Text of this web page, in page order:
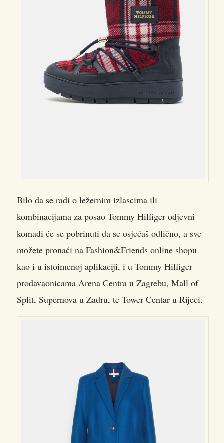
Bilo da se radi o ležernim izlascima ili
kombinacijama za posao Tommy Hilfiger odjevni
komadi će se pobrinuti da se osjećaš odlično, a sve
možete pronaći na Fashion&Friends online shopu
kao i u istoimenoj aplikaciji, i u Tommy Hilfiger
prodavaonicama Arena Centra u Zagrebu, Mall of
Split, Supernova u Zadru, te Tower Centar u Rijeci.